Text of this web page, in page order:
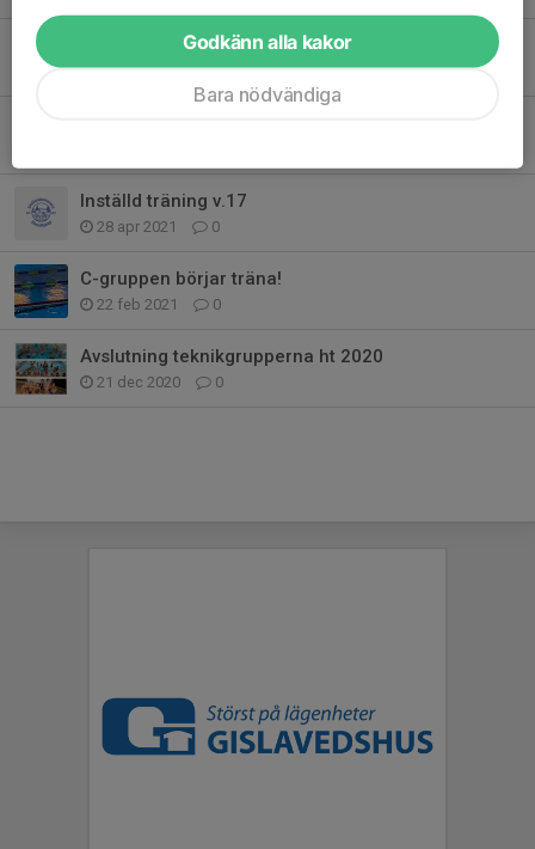
Inställd träning - torsdag 21 oktober
12 okt 2021 0
Inställd träning v.17
28 apr 2021 0
C-gruppen börjar träna!
22 feb 2021 0
Avslutning teknikgrupperna ht 2020
21 dec 2020 0
Godkänn alla kakor
Bara nödvändiga